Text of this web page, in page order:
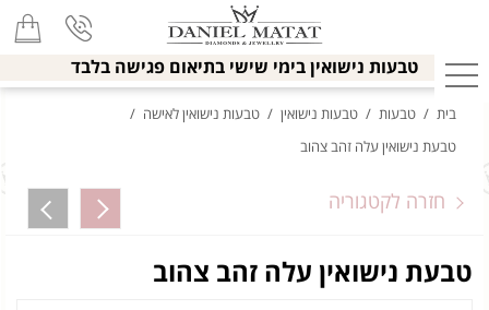
טבעות נישואין בימי שישי בתיאום פגישה בלבד
בית / טבעות / טבעות נישואין / טבעות נישואין לאישה /
טבעת נישואין עלה זהב צהוב
חזרה לקטגוריה
טבעת נישואין עלה זהב צהוב